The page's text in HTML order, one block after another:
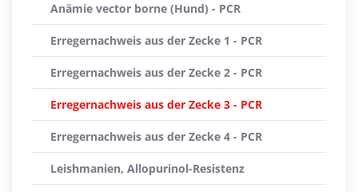
Anämie vector borne (Hund) - PCR
Erregernachweis aus der Zecke 1 - PCR
Erregernachweis aus der Zecke 2 - PCR
Erregernachweis aus der Zecke 3 - PCR
Erregernachweis aus der Zecke 4 - PCR
Leishmanien, Allopurinol-Resistenz